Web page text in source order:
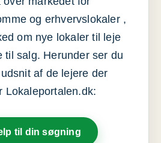
og erhvervslokaler ,
om nye lokaler til leje
til salg. Herunder ser du
af de lejere der
Lokaleportalen.dk:
til din søgning